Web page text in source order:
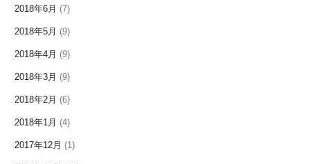
2018年6月 (7)
2018年5月 (9)
2018年4月 (9)
2018年3月 (9)
2018年2月 (6)
2018年1月 (4)
2017年12月 (1)